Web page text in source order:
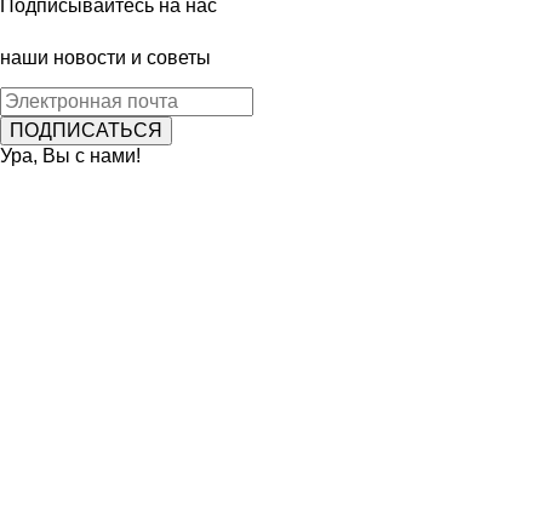
Подписывайтесь на нас
наши новости и советы
Ура, Вы с нами!